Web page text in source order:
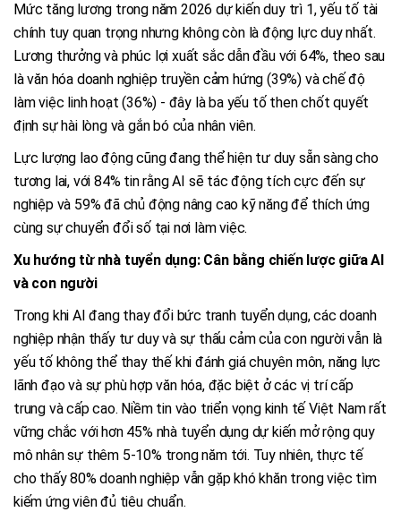
Mức tăng lương trong năm 2026 dự kiến duy trì 1, yếu tố tài
chính tuy quan trọng nhưng không còn là động lực duy nhất.
Lương thưởng và phúc lợi xuất sắc dẫn đầu với 64%, theo sau
là văn hóa doanh nghiệp truyền cảm hứng (39%) và chế độ
làm việc linh hoạt (36%) - đây là ba yếu tố then chốt quyết
định sự hài lòng và gắn bó của nhân viên.
Lực lượng lao động cũng đang thể hiện tư duy sẵn sàng cho
tương lai, với 84% tin rằng AI sẽ tác động tích cực đến sự
nghiệp và 59% đã chủ động nâng cao kỹ năng để thích ứng
cùng sự chuyển đổi số tại nơi làm việc.
Xu hướng từ nhà tuyển dụng: Cân bằng chiến lược giữa AI
và con người
Trong khi AI đang thay đổi bức tranh tuyển dụng, các doanh
nghiệp nhận thấy tư duy và sự thấu cảm của con người vẫn là
yếu tố không thể thay thế khi đánh giá chuyên môn, năng lực
lãnh đạo và sự phù hợp văn hóa, đặc biệt ở các vị trí cấp
trung và cấp cao. Niềm tin vào triển vọng kinh tế Việt Nam rất
vững chắc với hơn 45% nhà tuyển dụng dự kiến mở rộng quy
mô nhân sự thêm 5-10% trong năm tới. Tuy nhiên, thực tế
cho thấy 80% doanh nghiệp vẫn gặp khó khăn trong việc tìm
kiếm ứng viên đủ tiêu chuẩn.